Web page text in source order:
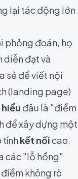
lại tác động lớn
phỏng đoán, họ
diễn đạt và
sẻ để viết nội
(landing page)
đâu là "điểm
để xây dựng một
tínhkết nốicao.
các "lỗ hổng"
không rõ